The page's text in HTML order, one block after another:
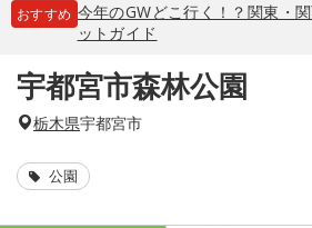
おすすめ 今年のGWどこ行く！？関東・
ットガイド
宇都宮市森林公園
栃木県宇都宮市
公園